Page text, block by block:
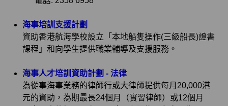
海事培訓支援計劃
資助香港航海學校設立「本地船隻操作(三級船長)證書
課程」和向學生提供職業輔導及支援服務。
海事人才培訓資助計劃 - 法律
為從事海事業務的律師行或大律師提供每月20,000港
元的資助，為期最長24個月（實習律師）或12個月